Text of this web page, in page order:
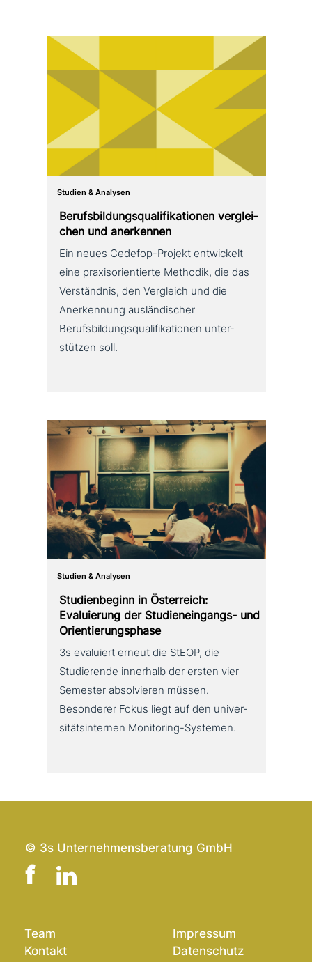
Studien & Analysen
Berufsbildungsqualifikationen ver­glei­
chen und anerkennen
Ein neues Cedefop-Projekt ent­wickelt
eine pra­xis­ori­en­tier­te Methodik, die das
Verständnis, den Vergleich und die
Anerkennung aus­län­di­scher
Berufsbildungsqualifikationen unter­
stüt­zen soll.
Studien & Analysen
Studienbeginn in Österreich:
Evaluierung der Studieneingangs- und
Orientierungsphase
3s evaluiert erneut die StEOP, die
Studierende innerhalb der ersten vier
Semester absol­vie­ren müssen.
Besonderer Fokus liegt auf den uni­ver­
si­täts­in­ter­nen Monitoring-Systemen.
© 3s Unternehmensberatung GmbH
Team
Kontakt
Impressum
Datenschutz